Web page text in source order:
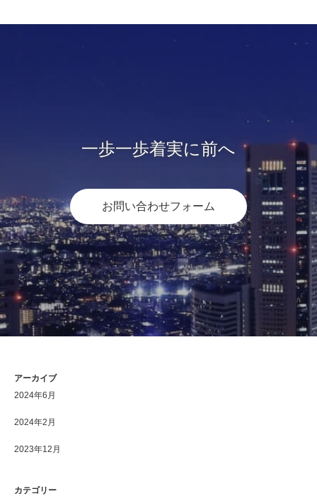
一歩一歩着実に前へ
お問い合わせフォーム
アーカイブ
2024年6月
2024年2月
2023年12月
カテゴリー